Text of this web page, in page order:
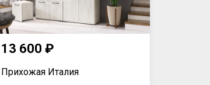
13 600 ₽
Прихожая Италия